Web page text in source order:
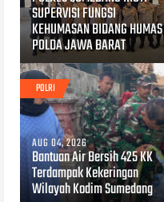
SUPERVISI FUNGSI
KEHUMASAN BIDANG HUMAS
POLDA JAWA BARAT
POLRI
AUG 04, 2026
Bantuan Air Bersih 425 KK
Terdampak Kekeringan
Wilayah Kodim Sumedang